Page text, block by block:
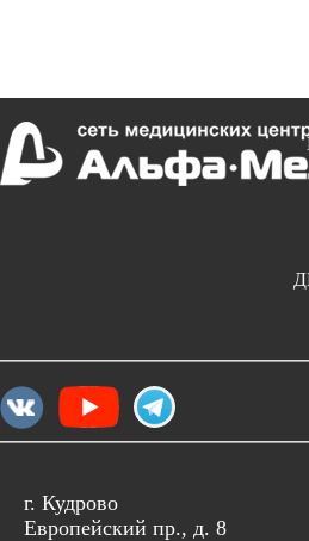
г. Кудрово
Европейский пр., д. 8